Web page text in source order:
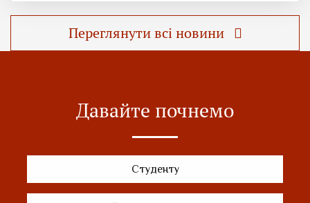
Переглянути всі новини
Давайте почнемо
Студенту